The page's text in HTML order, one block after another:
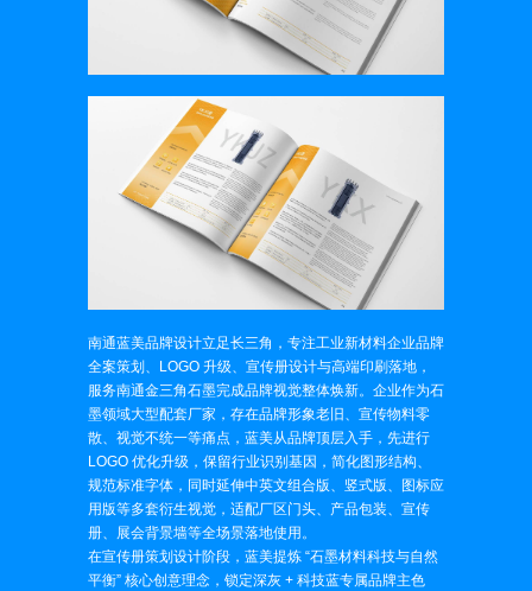
南通蓝美品牌设计立足长三角，专注工业新材料企业品牌
全案策划、LOGO 升级、宣传册设计与高端印刷落地，
服务南通金三角石墨完成品牌视觉整体焕新。企业作为石
墨领域大型配套厂家，存在品牌形象老旧、宣传物料零
散、视觉不统一等痛点，蓝美从品牌顶层入手，先进行
LOGO 优化升级，保留行业识别基因，简化图形结构、
规范标准字体，同时延伸中英文组合版、竖式版、图标应
用版等多套衍生视觉，适配厂区门头、产品包装、宣传
册、展会背景墙等全场景落地使用。
在宣传册策划设计阶段，蓝美提炼 “石墨材料科技与自然
平衡” 核心创意理念，锁定深灰 + 科技蓝专属品牌主色